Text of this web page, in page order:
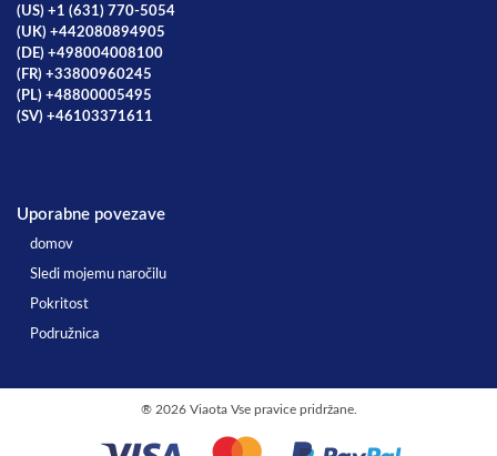
(US) +1 (631) 770-5054
(UK) +442080894905
(DE) +498004008100
(FR) +33800960245
(PL) +48800005495
(SV) +46103371611
Uporabne povezave
domov
Sledi mojemu naročilu
Pokritost
Podružnica
® 2026 Viaota Vse pravice pridržane.